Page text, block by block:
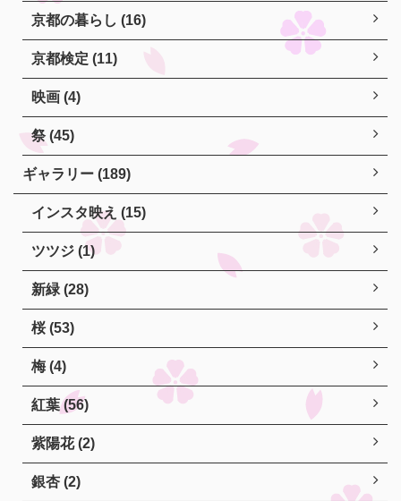
京都の暮らし (16)
京都検定 (11)
映画 (4)
祭 (45)
ギャラリー (189)
インスタ映え (15)
ツツジ (1)
新緑 (28)
桜 (53)
梅 (4)
紅葉 (56)
紫陽花 (2)
銀杏 (2)